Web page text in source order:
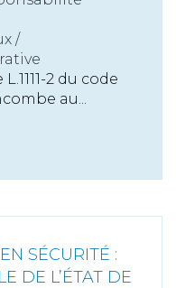
/
2 du code
au...
SÉCURITÉ :
DE L’ÉTAT DE